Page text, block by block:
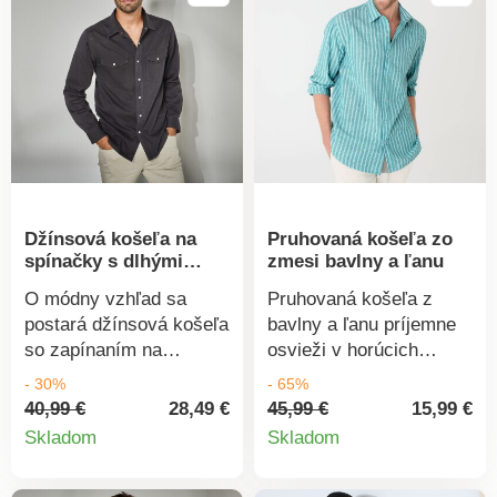
oblý spodný lem. Možno
prať v práčke.
vzadu podšité sedlo.
Rovný spodný lem.
Standard 100 by Oeko-
Tex (n° CQ 1216/3
IFTH). Táto známka
označuje textilné
výrobky, ktoré boli
spektrum škodlivých
látok a výrobok je
bezpečný nad rámec
platných noriem. Možno
prať v práčke. Tento
produkt je certifikovaný
MADE IN GREEN od
OEKO-TEX®. Táto
certifikácia zaručuje
Džínsová košeľa na
spínačky s dlhými
O módny vzhľad sa
postará džínsová košeľa
so zapínaním na
spínačky. Sedlo na
ramenách. Vpredu léga
s perleťovými
- 30%
40,99 €
28,49 €
Skladom
Detail
Pruhovaná košeľa zo
zmesi bavlny a ľanu
Pruhovaná košeľa z
bavlny a ľanu príjemne
osvieži v horúcich
dňoch. Z letného
materiálu. Príjemne sa
nosí. Košeľový golier.
- 65%
45,99 €
15,99 €
Skladom
Detail